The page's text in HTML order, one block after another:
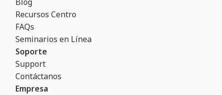
Recursos Centro
FAQs
Seminarios en Línea
Soporte
Support
Contáctanos
Empresa